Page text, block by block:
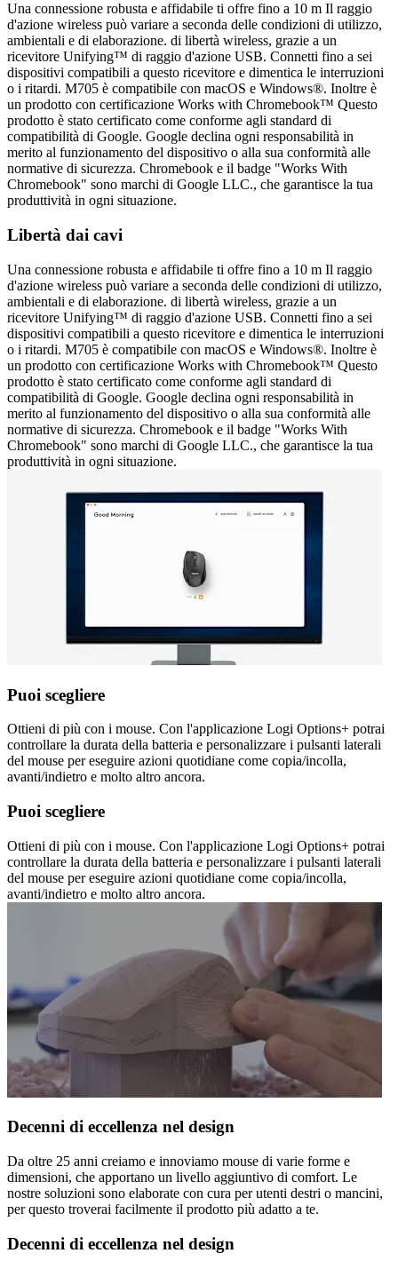
Una connessione robusta e affidabile ti offre fino a 10 m Il raggio
d'azione wireless può variare a seconda delle condizioni di utilizzo,
ambientali e di elaborazione. di libertà wireless, grazie a un
ricevitore Unifying™ di raggio d'azione USB. Connetti fino a sei
dispositivi compatibili a questo ricevitore e dimentica le interruzioni
o i ritardi. M705 è compatibile con macOS e Windows®. Inoltre è
un prodotto con certificazione Works with Chromebook™ Questo
prodotto è stato certificato come conforme agli standard di
compatibilità di Google. Google declina ogni responsabilità in
merito al funzionamento del dispositivo o alla sua conformità alle
normative di sicurezza. Chromebook e il badge "Works With
Chromebook" sono marchi di Google LLC., che garantisce la tua
produttività in ogni situazione.
Libertà dai cavi
Una connessione robusta e affidabile ti offre fino a 10 m Il raggio
d'azione wireless può variare a seconda delle condizioni di utilizzo,
ambientali e di elaborazione. di libertà wireless, grazie a un
ricevitore Unifying™ di raggio d'azione USB. Connetti fino a sei
dispositivi compatibili a questo ricevitore e dimentica le interruzioni
o i ritardi. M705 è compatibile con macOS e Windows®. Inoltre è
un prodotto con certificazione Works with Chromebook™ Questo
prodotto è stato certificato come conforme agli standard di
compatibilità di Google. Google declina ogni responsabilità in
merito al funzionamento del dispositivo o alla sua conformità alle
normative di sicurezza. Chromebook e il badge "Works With
Chromebook" sono marchi di Google LLC., che garantisce la tua
produttività in ogni situazione.
Puoi scegliere
Ottieni di più con i mouse. Con l'applicazione Logi Options+ potrai
controllare la durata della batteria e personalizzare i pulsanti laterali
del mouse per eseguire azioni quotidiane come copia/incolla,
avanti/indietro e molto altro ancora.
Puoi scegliere
Ottieni di più con i mouse. Con l'applicazione Logi Options+ potrai
controllare la durata della batteria e personalizzare i pulsanti laterali
del mouse per eseguire azioni quotidiane come copia/incolla,
avanti/indietro e molto altro ancora.
Decenni di eccellenza nel design
Da oltre 25 anni creiamo e innoviamo mouse di varie forme e
dimensioni, che apportano un livello aggiuntivo di comfort. Le
nostre soluzioni sono elaborate con cura per utenti destri o mancini,
per questo troverai facilmente il prodotto più adatto a te.
Decenni di eccellenza nel design